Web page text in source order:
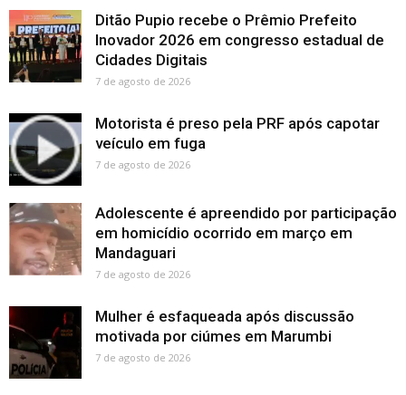
Ditão Pupio recebe o Prêmio Prefeito
Inovador 2026 em congresso estadual de
Cidades Digitais
7 de agosto de 2026
Motorista é preso pela PRF após capotar
veículo em fuga
7 de agosto de 2026
Adolescente é apreendido por participação
em homicídio ocorrido em março em
Mandaguari
7 de agosto de 2026
Mulher é esfaqueada após discussão
motivada por ciúmes em Marumbi
7 de agosto de 2026